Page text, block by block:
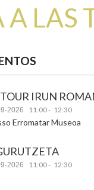
A LAS
IRUN
2026 11:00- 12:30
Erromatar Museoa
2026 11:00- 12:30